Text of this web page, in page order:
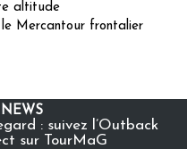
altitude
Mercantour frontalier
: suivez l’Outback
sur TourMaG